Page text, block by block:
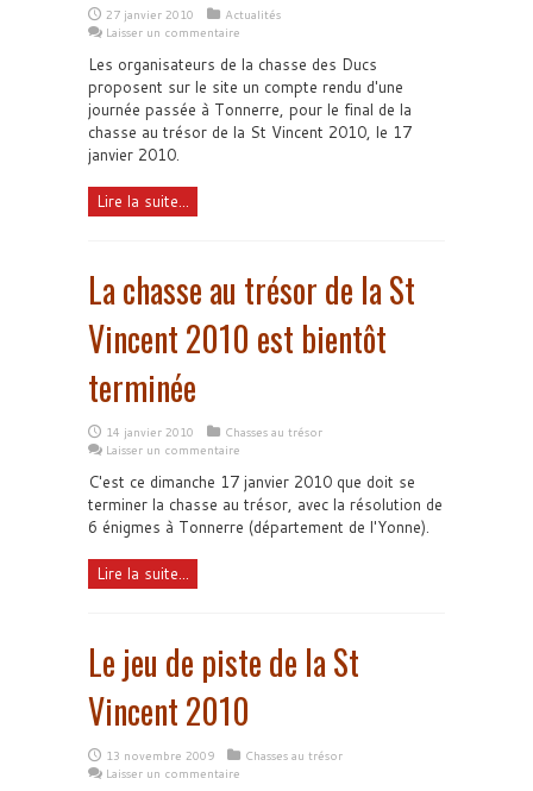
27 janvier 2010
Actualités
Laisser un commentaire
Les organisateurs de la chasse des Ducs
proposent sur le site un compte rendu d'une
journée passée à Tonnerre, pour le final de la
chasse au trésor de la St Vincent 2010, le 17
janvier 2010.
Lire la suite...
La chasse au trésor de la St
Vincent 2010 est bientôt
terminée
14 janvier 2010
Chasses au trésor
Laisser un commentaire
C'est ce dimanche 17 janvier 2010 que doit se
terminer la chasse au trésor, avec la résolution de
6 énigmes à Tonnerre (département de l'Yonne).
Lire la suite...
Le jeu de piste de la St
Vincent 2010
13 novembre 2009
Chasses au trésor
Laisser un commentaire